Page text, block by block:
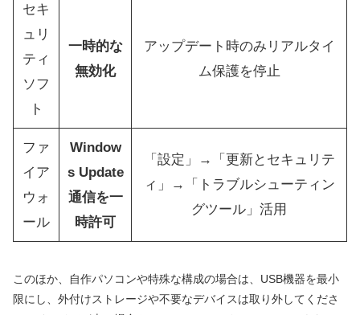
セキ
ュリ
ティ
ソフ
ト
一時的な
無効化
アップデート時のみリアルタイ
ム保護を停止
ファ
イア
ウォ
ール
Window
s Update
通信を一
時許可
「設定」→「更新とセキュリテ
ィ」→「トラブルシューティン
グツール」活用
このほか、自作パソコンや特殊な構成の場合は、USB機器を最小
限にし、外付けストレージや不要なデバイスは取り外してくださ